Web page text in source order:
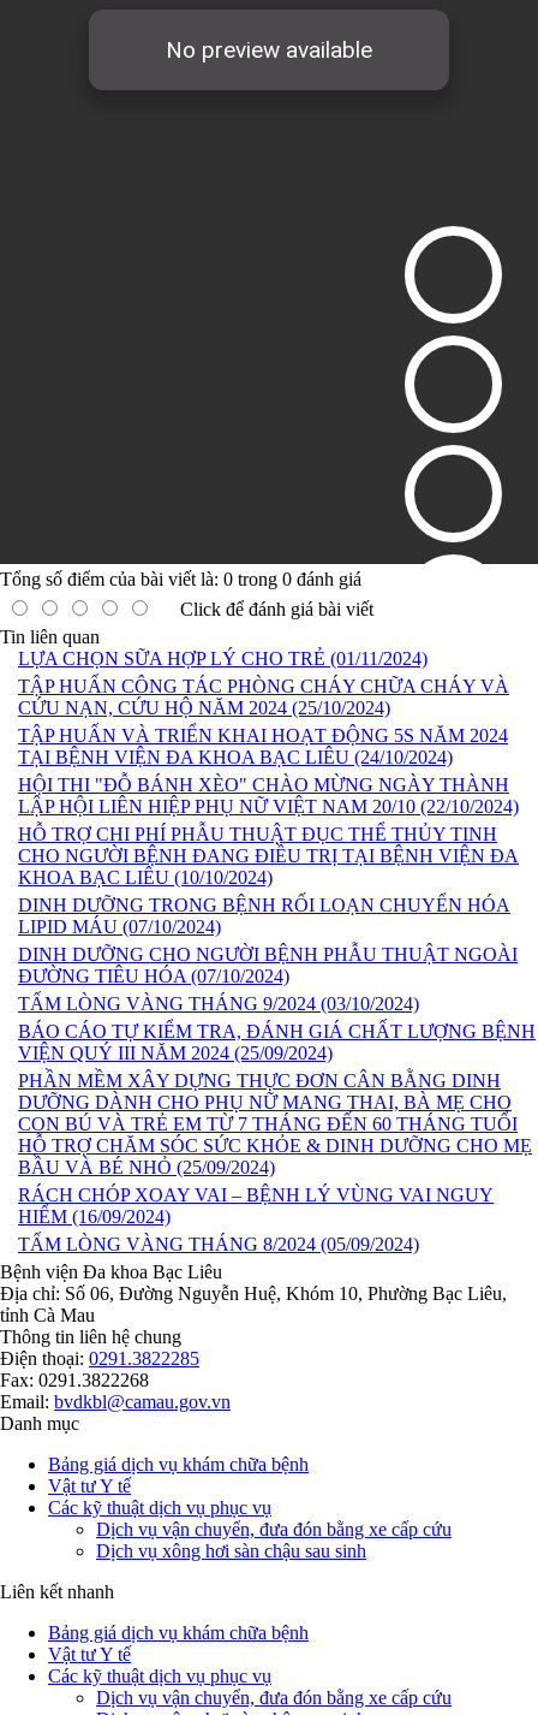
Tổng số điểm của bài viết là: 0 trong 0 đánh giá
Click để đánh giá bài viết
Tin liên quan
LỰA CHỌN SỮA HỢP LÝ CHO TRẺ (01/11/2024)
TẬP HUẤN CÔNG TÁC PHÒNG CHÁY CHỮA CHÁY VÀ
CỨU NẠN, CỨU HỘ NĂM 2024 (25/10/2024)
TẬP HUẤN VÀ TRIỂN KHAI HOẠT ĐỘNG 5S NĂM 2024
TẠI BỆNH VIỆN ĐA KHOA BẠC LIÊU (24/10/2024)
HỘI THI "ĐỖ BÁNH XÈO" CHÀO MỪNG NGÀY THÀNH
LẬP HỘI LIÊN HIỆP PHỤ NỮ VIỆT NAM 20/10 (22/10/2024)
HỖ TRỢ CHI PHÍ PHẪU THUẬT ĐỤC THỂ THỦY TINH
CHO NGƯỜI BỆNH ĐANG ĐIỀU TRỊ TẠI BỆNH VIỆN ĐA
KHOA BẠC LIÊU (10/10/2024)
DINH DƯỠNG TRONG BỆNH RỐI LOẠN CHUYỂN HÓA
LIPID MÁU (07/10/2024)
DINH DƯỠNG CHO NGƯỜI BỆNH PHẪU THUẬT NGOÀI
ĐƯỜNG TIÊU HÓA (07/10/2024)
TẤM LÒNG VÀNG THÁNG 9/2024 (03/10/2024)
BÁO CÁO TỰ KIỂM TRA, ĐÁNH GIÁ CHẤT LƯỢNG BỆNH
VIỆN QUÝ III NĂM 2024 (25/09/2024)
PHẦN MỀM XÂY DỰNG THỰC ĐƠN CÂN BẰNG DINH
DƯỠNG DÀNH CHO PHỤ NỮ MANG THAI, BÀ MẸ CHO
CON BÚ VÀ TRẺ EM TỪ 7 THÁNG ĐẾN 60 THÁNG TUỔI
HỖ TRỢ CHĂM SÓC SỨC KHỎE & DINH DƯỠNG CHO MẸ
BẦU VÀ BÉ NHỎ (25/09/2024)
RÁCH CHÓP XOAY VAI – BỆNH LÝ VÙNG VAI NGUY
HIỂM (16/09/2024)
TẤM LÒNG VÀNG THÁNG 8/2024 (05/09/2024)
Bệnh viện Đa khoa Bạc Liêu
Địa chỉ: Số 06, Đường Nguyễn Huệ, Khóm 10, Phường Bạc Liêu,
tỉnh Cà Mau
Thông tin liên hệ chung
Điện thoại: 0291.3822285
Fax: 0291.3822268
Email: bvdkbl@camau.gov.vn
Danh mục
Bảng giá dịch vụ khám chữa bệnh
Vật tư Y tế
Các kỹ thuật dịch vụ phục vụ
Dịch vụ vận chuyển, đưa đón bằng xe cấp cứu
Dịch vụ xông hơi sàn chậu sau sinh
Liên kết nhanh
Bảng giá dịch vụ khám chữa bệnh
Vật tư Y tế
Các kỹ thuật dịch vụ phục vụ
Dịch vụ vận chuyển, đưa đón bằng xe cấp cứu